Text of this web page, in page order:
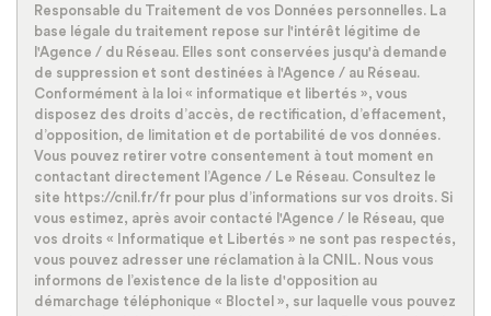
Familles avec 1 ou 2 enfants 33,16 %
Maisons 33,58 %
Appartements 66,42 %
Familles avec 3 enfants 9,97 %
Responsable du Traitement de vos Données personnelles. La
base légale du traitement repose sur l'intérêt légitime de
l'Agence / du Réseau. Elles sont conservées jusqu'à demande
de suppression et sont destinées à l'Agence / au Réseau.
Conformément à la loi « informatique et libertés », vous
disposez des droits d’accès, de rectification, d’effacement,
d’opposition, de limitation et de portabilité de vos données.
Vous pouvez retirer votre consentement à tout moment en
contactant directement l’Agence / Le Réseau. Consultez le
site https://cnil.fr/fr pour plus d’informations sur vos droits. Si
vous estimez, après avoir contacté l'Agence / le Réseau, que
vos droits « Informatique et Libertés » ne sont pas respectés,
vous pouvez adresser une réclamation à la CNIL. Nous vous
informons de l’existence de la liste d'opposition au
démarchage téléphonique « Bloctel », sur laquelle vous pouvez